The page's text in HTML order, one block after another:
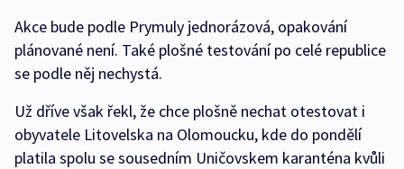
Akce bude podle Prymuly jednorázová, opakování
plánované není. Také plošné testování po celé republice
se podle něj nechystá.
Už dříve však řekl, že chce plošně nechat otestovat i
obyvatele Litovelska na Olomoucku, kde do pondělí
platila spolu se sousedním Uničovskem karanténa kvůli